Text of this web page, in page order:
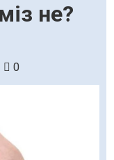
не?
0